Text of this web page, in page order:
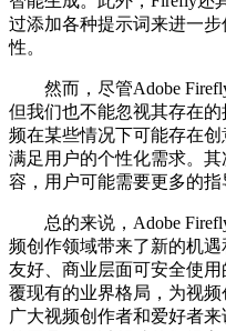
过添加各种提示词来进一
性。
然而，尽管Adobe Firefly
但我们也不能忽视其存在
频在某些情况下可能存在
满足用户的个性化需求。
容，用户可能需要更多的指
总的来说，Adobe
频创作领域带来了新的机
友好、商业层面可安全使
覆现有的业界格局，为视
广大视频创作者和爱好者